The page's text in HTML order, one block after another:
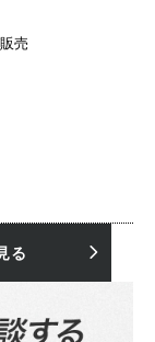
売
る